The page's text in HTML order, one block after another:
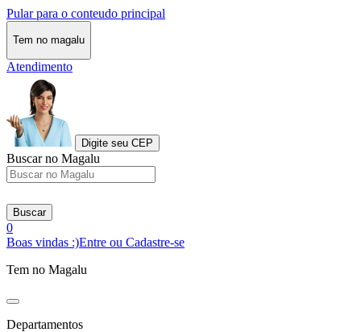
Pular para o conteudo principal
Tem no magalu
Atendimento
Digite seu CEP
Buscar no Magalu
Buscar
0
Boas vindas :)Entre ou Cadastre-se
Tem no Magalu
Departamentos